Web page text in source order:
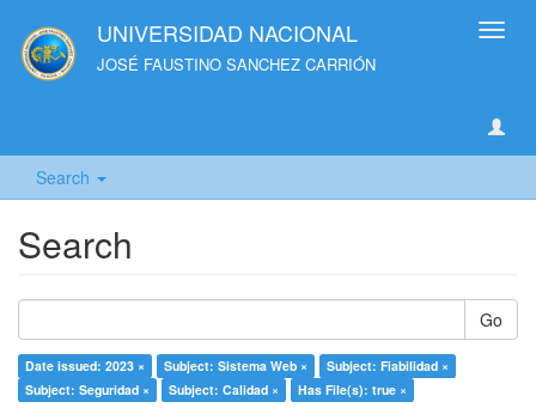
UNIVERSIDAD NACIONAL
JOSÉ FAUSTINO SANCHEZ CARRIÓN
Search
Search
Go
Date issued: 2023 × Subject: Sistema Web ×
Subject: Fiabilidad ×
Subject: Seguridad ×
Subject: Calidad × Has File(s): true ×